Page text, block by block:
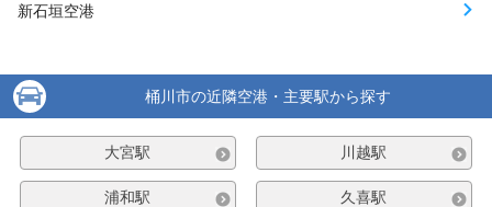
新石垣空港
桶川市の近隣空港・主要駅から探す
大宮駅 川越駅
浦和駅 久喜駅